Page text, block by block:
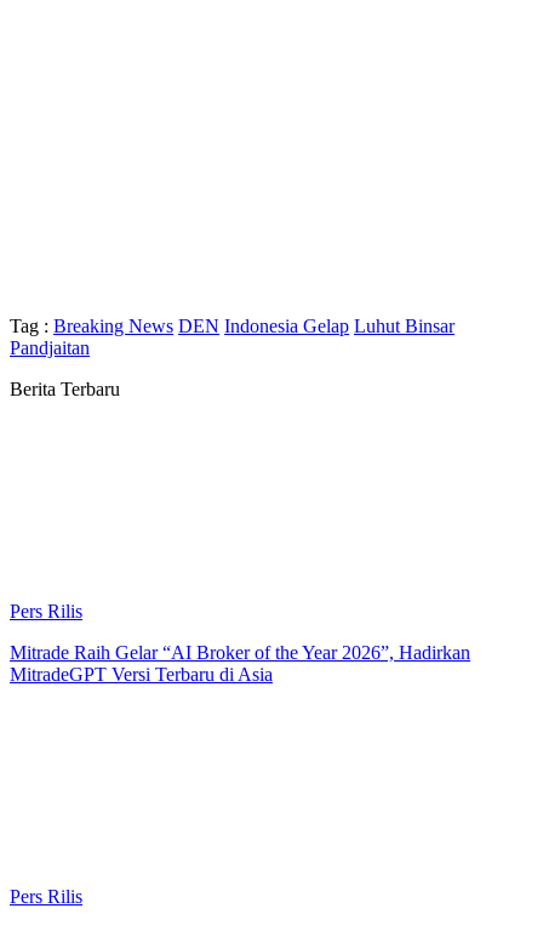
Tag : Breaking News DEN Indonesia Gelap Luhut Binsar
Pandjaitan
Berita Terbaru
Pers Rilis
Mitrade Raih Gelar “AI Broker of the Year 2026”, Hadirkan
MitradeGPT Versi Terbaru di Asia
Pers Rilis